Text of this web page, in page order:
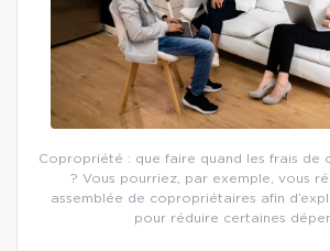
Copropriété : que faire quand les frais de
? Vous pourriez, par exemple, vous
assemblée de copropriétaires afin
pour réduire certaines